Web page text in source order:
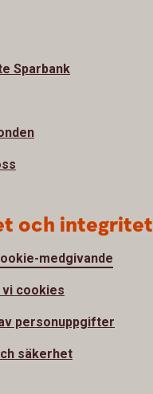
Sparbank
och integritet
medgivande
cookies
personuppgifter
säkerhet